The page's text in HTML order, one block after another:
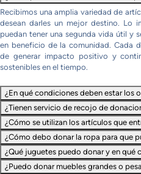
Recibimos una amplia variedad de
desean darles un mejor destino. Lo
puedan tener una segunda vida útil y
en beneficio de la comunidad. Cada
de generar impacto positivo y
sostenibles en el tiempo.
¿En qué condiciones deben estar los
¿Tienen servicio de recojo de
¿Cómo se utilizan los artículos que
¿Cómo debo donar la ropa para que
¿Qué juguetes puedo donar y en qué
¿Puedo donar muebles grandes o